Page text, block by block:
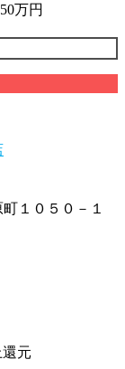
万円
１０５０－１
元